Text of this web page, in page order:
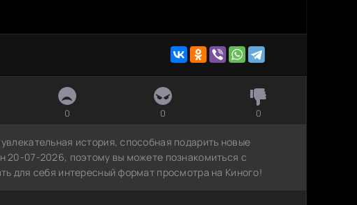
0 0 0
история, способная подарить новые
20-07-2026, поэтому вы можете познакомиться с
для себя интересный формат просмотра на Киного!